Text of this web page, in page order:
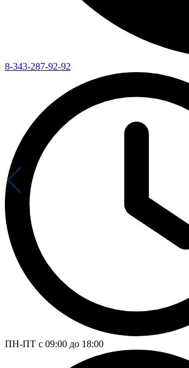
8-343-287-92-92
ПН-ПТ с 09:00 до 18:00